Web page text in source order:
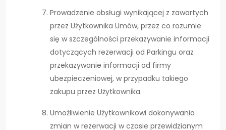
Prowadzenie obsługi wynikającej z zawartych
przez Użytkownika Umów, przez co rozumie
się w szczególności przekazywanie informacji
dotyczących rezerwacji od Parkingu oraz
przekazywanie informacji od firmy
ubezpieczeniowej, w przypadku takiego
zakupu przez Użytkownika.
Umożliwienie Użytkownikowi dokonywania
zmian w rezerwacji w czasie przewidzianym